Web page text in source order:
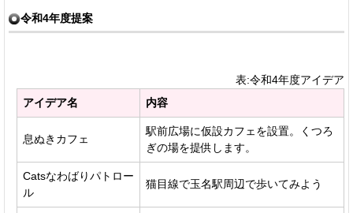
令和4年度提案
表:令和4年度アイデア
アイデア名
内容
息ぬきカフェ
駅前広場に仮設カフェを設置。くつろ
ぎの場を提供します。
Catsなわばりパトロー
ル
猫目線で玉名駅周辺で歩いてみよう